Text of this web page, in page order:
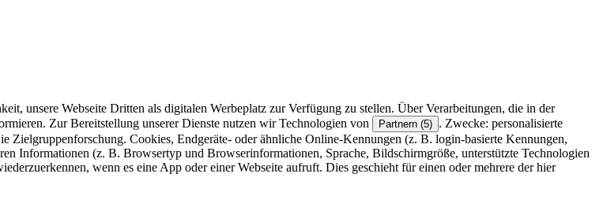
unsere Webseite Dritten als digitalen Werbeplatz zur Verfügung zu stellen. Über Verarbeitungen, die in der
Zur Bereitstellung unserer Dienste nutzen wir Technologien von Partnern (5) . Zwecke: personalisierte
Zielgruppenforschung. Cookies, Endgeräte- oder ähnliche Online-Kennungen (z. B. login-basierte Kennungen,
Informationen (z. B. Browsertyp und Browserinformationen, Sprache, Bildschirmgröße, unterstützte Technologien
wenn es eine App oder einer Webseite aufruft. Dies geschieht für einen oder mehrere der hier